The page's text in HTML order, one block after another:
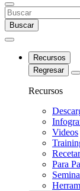
Buscar
Recursos
Regresar
Recursos
Videos
Para